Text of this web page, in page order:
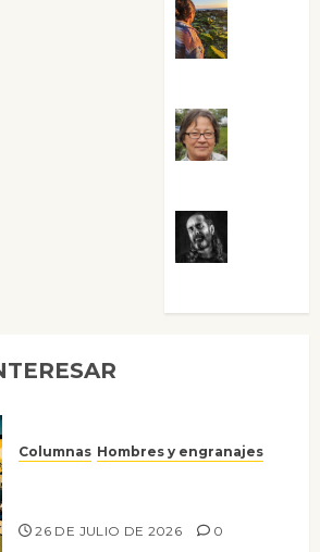
Columnas Hombres y engranajes
26 DE JULIO DE 2026 0